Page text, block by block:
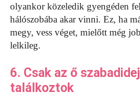
olyankor közeledik gyengéden
hálószobába akar vinni. Ez, ha
megy, vess véget, mielőtt még
lelkileg.
6. Csak az ő
találkoztok